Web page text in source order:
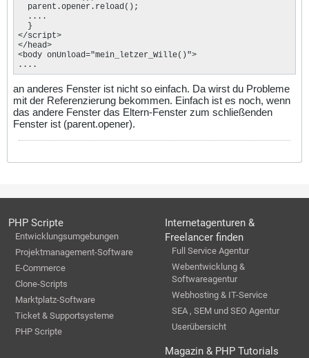
  parent.opener.reload();
  ....
  }
</script>
</head>
<body onUnload="mein_letzer_Wille()">
....
an anderes Fenster ist nicht so einfach. Da wirst du Probleme
mit der Referenzierung bekommen. Einfach ist es noch, wenn
das andere Fenster das Eltern-Fenster zum schließenden
Fenster ist (parent.opener).
PHP Scripte
Entwicklungsumgebungen
Projektmanagement-Software
E-Commerce
Clone-Scripts
Marktplatz-Software
Ticket & Supportsysteme
PHP Scripte
Internetagenturen &
Freelancer finden
Full Service Agentur
Webentwicklung &
Softwareagentur
Webhosting & IT-Service
SEA , SEM und SEO Agentur
Userübersicht
Magazin & PHP Tutorials